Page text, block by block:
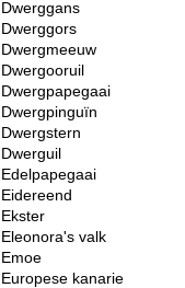
Dwerggans
Dwerggors
Dwergmeeuw
Dwergooruil
Dwergpapegaai
Dwergpinguïn
Dwergstern
Dwerguil
Edelpapegaai
Eidereend
Ekster
Eleonora's valk
Emoe
Europese kanarie